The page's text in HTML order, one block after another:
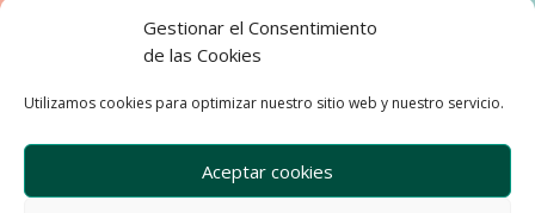
Gestionar el Consentimiento
de las Cookies
Utilizamos cookies para optimizar nuestro sitio web y nuestro servicio.
Aceptar cookies
Llibres en català (117)
Manualidades (53)
Primeros lectores
(101)